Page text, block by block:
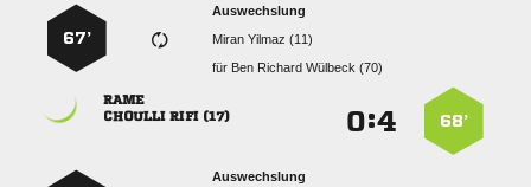
Auswechslung
  
für    
67’
68’
:

  
Auswechslung